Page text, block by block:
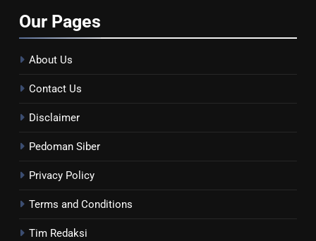
Our Pages
About Us
Contact Us
Disclaimer
Pedoman Siber
Privacy Policy
Terms and Conditions
Tim Redaksi